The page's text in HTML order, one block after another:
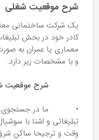
شرح موقعیت شغلی
یک شرکت ساختمانی
کادر خود در بخش
معماری یا عمران به
و با مشخصات زیر دارد.
شرح موقعیت
• ما در جستجوی یک
تبلیغاتی و اشنا با
وقت و ترجیحا ساکن